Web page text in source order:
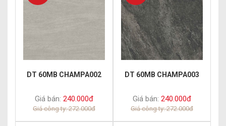
DT 60MB CHAMPA002
Giá bán: 240.000đ
Giá công ty: 272.000đ
DT 60MB CHAMPA003
Giá bán: 240.000đ
Giá công ty: 272.000đ